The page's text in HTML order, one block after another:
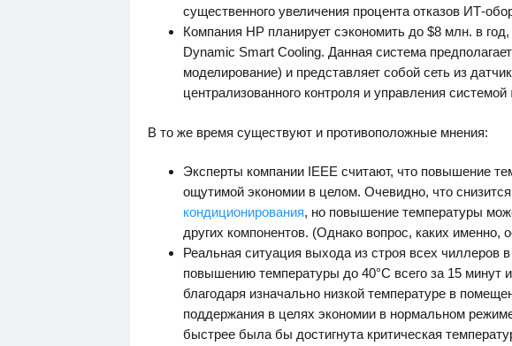
существенного увеличения процента отказов ИТ-
Компания HP планирует сэкономить до $8 млн. в
Dynamic Smart Cooling. Данная система
моделирование) и представляет собой сеть из
централизованного контроля и управления системой
В то же время существуют и противоположные мнения:
Эксперты компании IEEE считают, что повышение
ощутимой экономии в целом. Очевидно, что
кондиционирования, но повышение температуры
других компонентов. (Однако вопрос, каких именно,
Реальная ситуация выхода из строя всех чиллеров
повышению температуры до 40°С всего за 15 минут
благодаря изначально низкой температуре в
поддержания в целях экономии в нормальном
быстрее была бы достигнута критическая